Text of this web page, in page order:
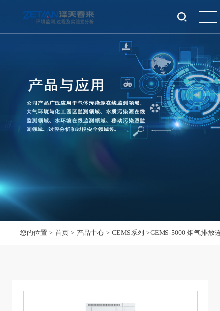
您的位置 > 首页 > 产品中心 > CEMS系列 >CEMS-5000 烟气排放